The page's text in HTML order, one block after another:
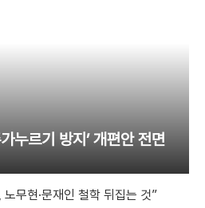
누르기 방지’ 개편안 전면
무현·문재인 철학 뒤집는 것”